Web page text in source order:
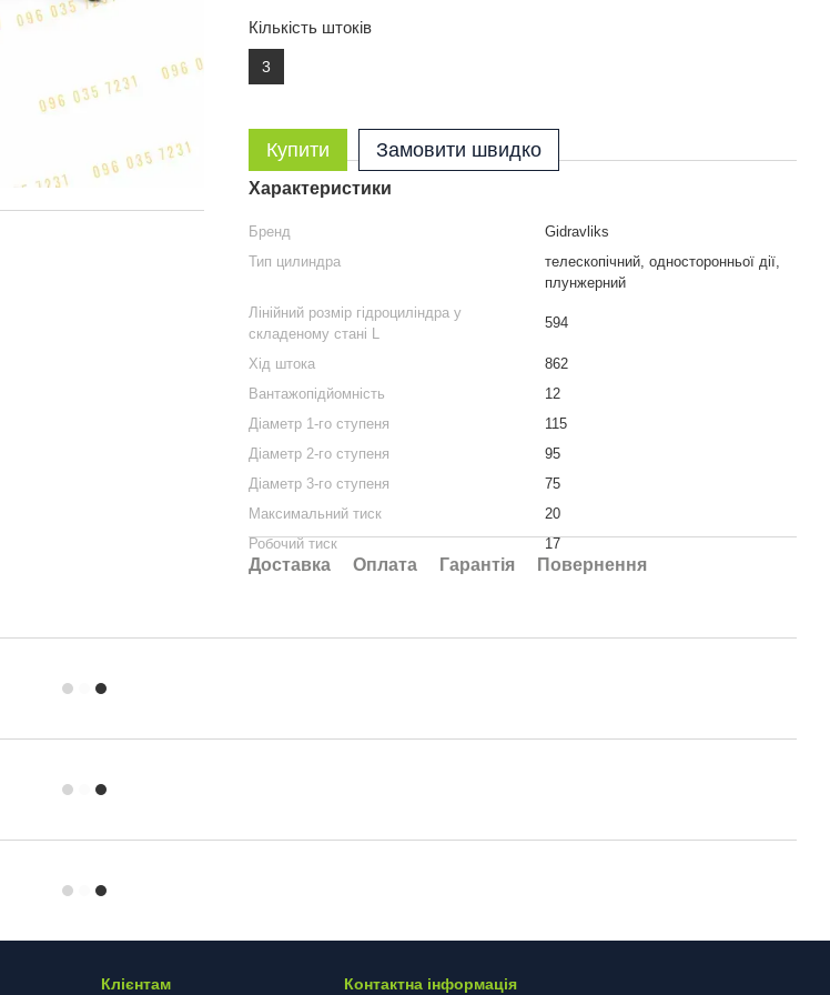
Кількість штоків
3
Купити Замовити швидко
Характеристики
Бренд
Gidravliks
Тип цилиндра
телескопічний, односторонньої дії,
плунжерний
Лінійний розмір гідроциліндра у
складеному стані L
594
Хід штока
862
Вантажопідйомність
12
Діаметр 1-го ступеня
115
Діаметр 2-го ступеня
95
Діаметр 3-го ступеня
75
Максимальний тиск
20
Робочий тиск
17
Доставка Оплата Гарантія Повернення
Клієнтам Контактна інформація